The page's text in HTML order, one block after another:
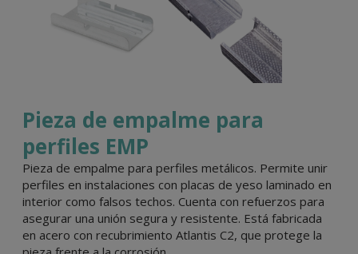
Pieza de empalme para
perfiles EMP
Pieza de empalme para perfiles metálicos. Permite unir
perfiles en instalaciones con placas de yeso laminado en
interior como falsos techos. Cuenta con refuerzos para
asegurar una unión segura y resistente. Está fabricada
en acero con recubrimiento Atlantis C2, que protege la